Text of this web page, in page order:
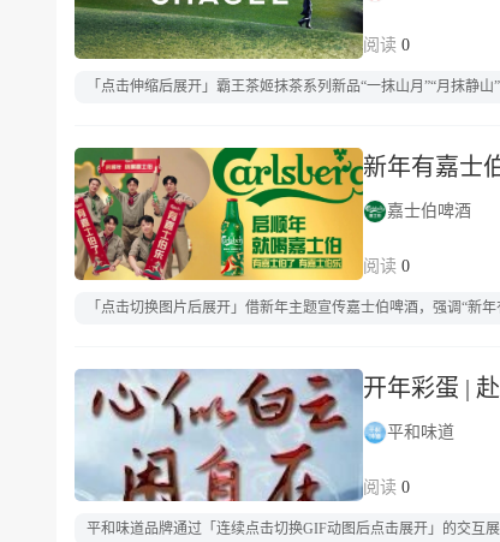
0
「点击伸缩后展开」霸王茶姬抹茶系列新品“一抹山月”“月抹静
新年有嘉士
嘉士伯啤酒
0
「点击切换图片后展开」借新年主题宣传嘉士伯啤酒，强调“新
开年彩蛋 |
平和味道
0
平和味道品牌通过「连续点击切换GIF动图后点击展开」的交互